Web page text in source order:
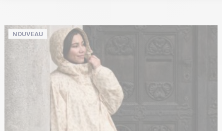
NOUVEAU